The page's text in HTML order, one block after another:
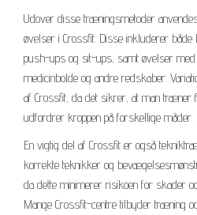
Udover disse træningsmetoder
øvelser i Crossfit. Disse inkluderer
push-ups og sit-ups, samt øvelser
medicinbolde og andre redskaber.
af Crossfit, da det sikrer, at man træner
udfordrer kroppen på forskellige måder.
En vigtig del af Crossfit er også
korrekte teknikker og
da dette minimerer risikoen for skader
Mange Crossfit-centre tilbyder træning